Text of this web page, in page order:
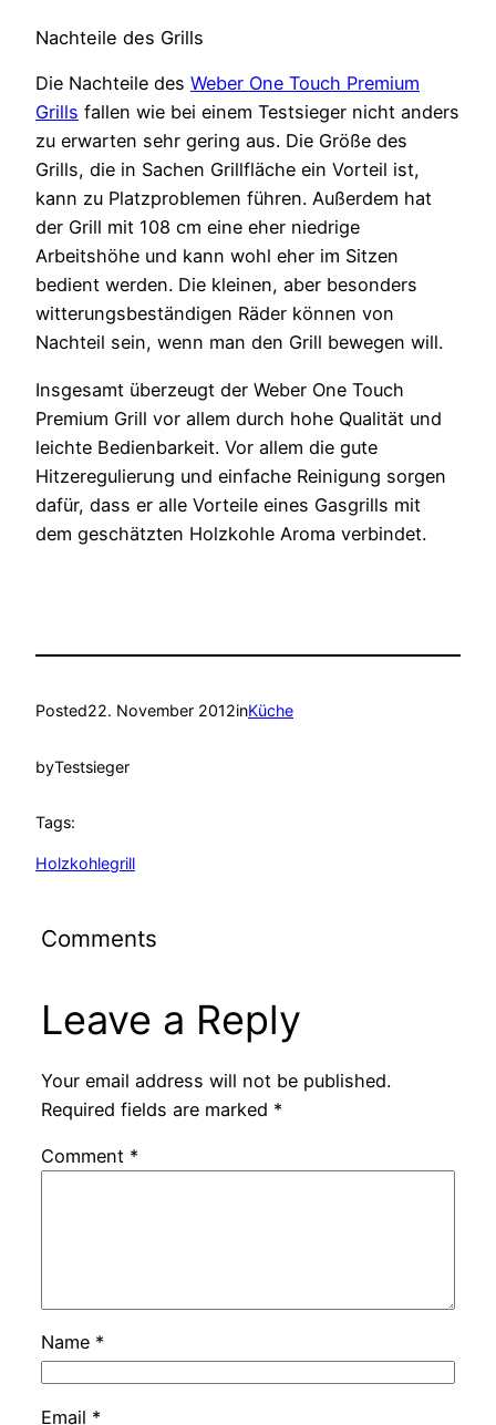
Nachteile des Grills
Die Nachteile des Weber One Touch Premium
Grills fallen wie bei einem Testsieger nicht anders
zu erwarten sehr gering aus. Die Größe des
Grills, die in Sachen Grillfläche ein Vorteil ist,
kann zu Platzproblemen führen. Außerdem hat
der Grill mit 108 cm eine eher niedrige
Arbeitshöhe und kann wohl eher im Sitzen
bedient werden. Die kleinen, aber besonders
witterungsbeständigen Räder können von
Nachteil sein, wenn man den Grill bewegen will.
Insgesamt überzeugt der Weber One Touch
Premium Grill vor allem durch hohe Qualität und
leichte Bedienbarkeit. Vor allem die gute
Hitzeregulierung und einfache Reinigung sorgen
dafür, dass er alle Vorteile eines Gasgrills mit
dem geschätzten Holzkohle Aroma verbindet.
Posted22. November 2012inKüche
byTestsieger
Tags:
Holzkohlegrill
Comments
Leave a Reply
Your email address will not be published.
Required fields are marked *
Comment *
Name *
Email *